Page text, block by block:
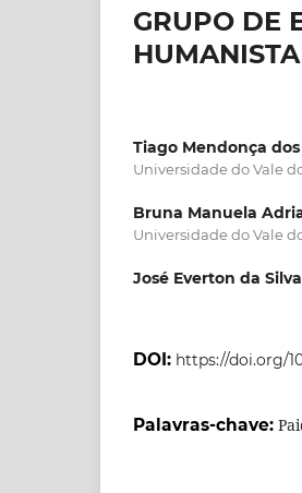
GRUPO DE
Tiago Mendonça
Universidade do Vale
Bruna Manuela
Universidade do Vale
José Everton da Silva
DOI: https://doi.org/
Palavras-chave: